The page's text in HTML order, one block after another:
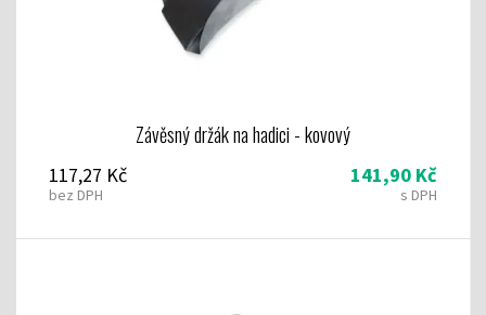
Závěsný držák na hadici - kovový
117,27 Kč
bez DPH
141,90 Kč
s DPH